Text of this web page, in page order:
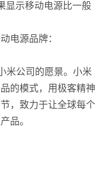
显示移动电源比一般
电源品牌：
米公司的愿景。小米
的模式，用极客精神
，致力于让全球每个
品。